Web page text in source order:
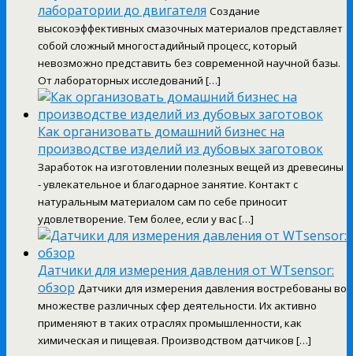
лаборатории до двигателя Создание
высокоэффективных смазочных материалов представляет
собой сложный многостадийный процесс, который
невозможно представить без современной научной базы.
От лабораторных исследований […]
Как организовать домашний бизнес на
производстве изделий из дубовых заготовок
Заработок на изготовлении полезных вещей из древесины
- увлекательное и благодарное занятие. Контакт с
натуральным материалом сам по себе приносит
удовлетворение. Тем более, если у вас […]
Датчики для измерения давления от WTsensor:
обзор Датчики для измерения давления востребованы во
множестве различных сфер деятельности. Их активно
применяют в таких отраслях промышленности, как
химическая и пищевая. Производством датчиков […]